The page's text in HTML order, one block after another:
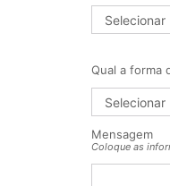
Qual a forma
Mensagem
Coloque as